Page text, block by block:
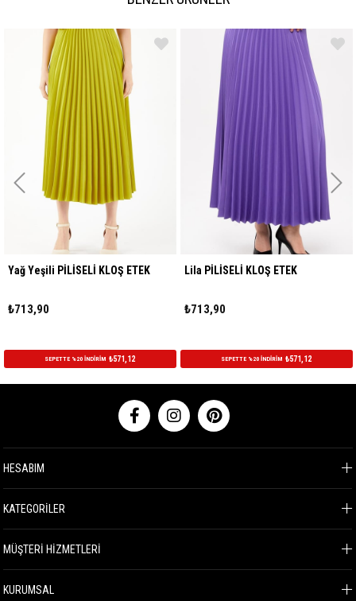
KLOŞ ETEK
₺571,12
Lila PİLİSELİ KLOŞ ETEK
₺571,12
Gri PİLİSELİ
HESABIM
KATEGORİLER
MÜŞTERİ HİZMETLERİ
KURUMSAL